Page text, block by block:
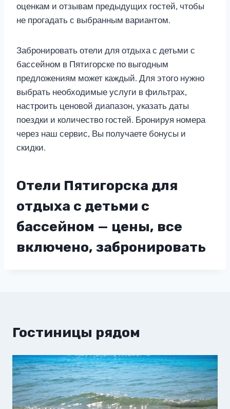
оценкам и отзывам предыдущих гостей, чтобы
не прогадать с выбранным вариантом.
Забронировать отели для отдыха с детьми с
бассейном в Пятигорске по выгодным
предложениям может каждый. Для этого нужно
выбрать необходимые услуги в фильтрах,
настроить ценовой диапазон, указать даты
поездки и количество гостей. Бронируя номера
через наш сервис, Вы получаете бонусы и
скидки.
Отели Пятигорска для
отдыха с детьми с
бассейном — цены, все
включено, забронировать
Гостиницы рядом